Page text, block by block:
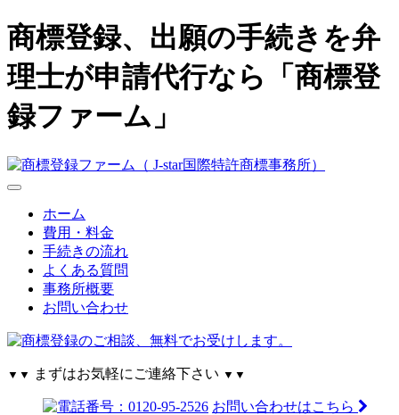
商標登録、出願の手続きを弁
理士が申請代行なら「商標登
録ファーム」
ホーム
費用・料金
手続きの流れ
よくある質問
事務所概要
お問い合わせ
▼▼ まずはお気軽にご連絡下さい ▼▼
お問い合わせはこちら